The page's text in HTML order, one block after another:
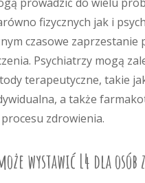
fizycznych jak i
czasowe zaprzestanie
Psychiatrzy mogą
terapeutyczne, takie
a także
zdrowienia.
wystawić L4 dla osób z